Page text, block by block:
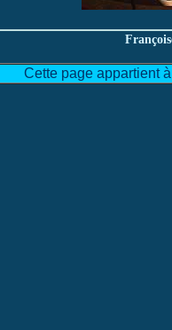
Cette page appartient